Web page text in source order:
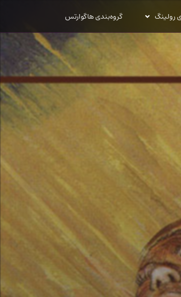
رولینگ گروه‌بندی هاگوارتس